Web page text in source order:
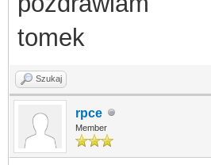
tomek
Szukaj
rpce
Member